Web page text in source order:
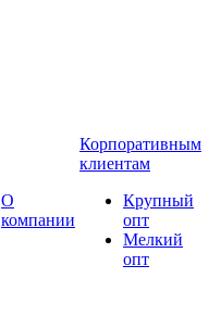
О
компании
Корпоративным
клиентам
Крупный
опт
Мелкий
опт